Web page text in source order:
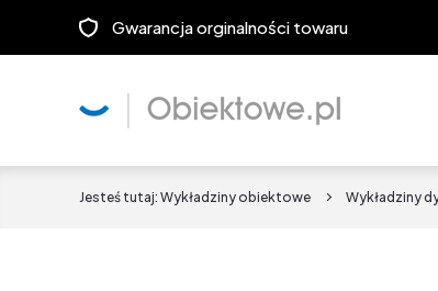
Gwarancja orginalności towaru
Jesteś tutaj: Wykładziny obiektowe Wykładziny